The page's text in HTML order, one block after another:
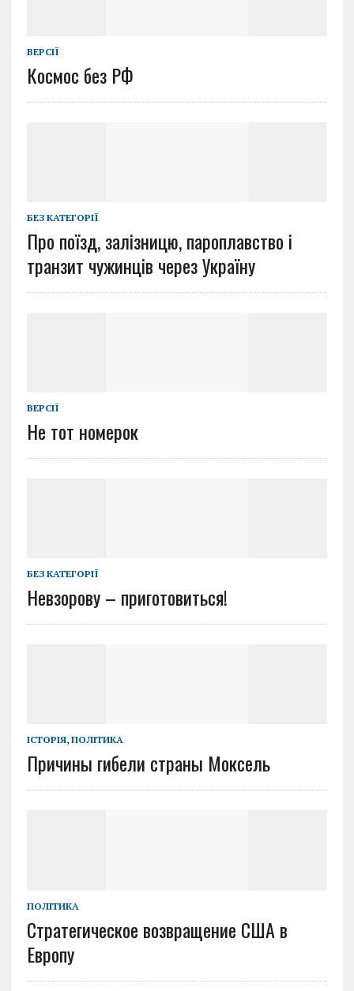
ВЕРСІЇ
Космос без РФ
БЕЗ КАТЕГОРІЇ
Про поїзд, залізницю, пароплавство і
транзит чужинців через Україну
ВЕРСІЇ
Не тот номерок
БЕЗ КАТЕГОРІЇ
Невзорову – приготовиться!
ІСТОРІЯ, ПОЛІТИКА
Причины гибели страны Моксель
ПОЛІТИКА
Стратегическое возвращение США в
Европу